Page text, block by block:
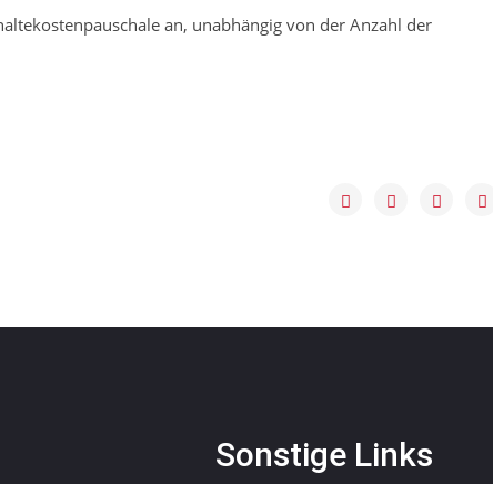
an, unabhängig von der Anzahl der
Sonstige Links